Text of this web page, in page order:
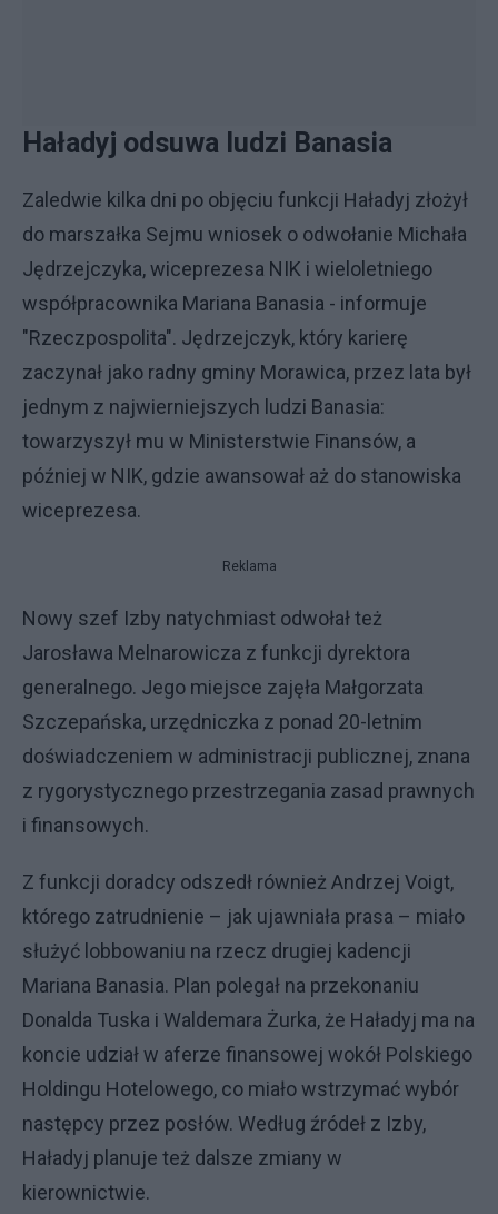
Haładyj odsuwa ludzi Banasia
Zaledwie kilka dni po objęciu funkcji Haładyj złożył
do marszałka Sejmu wniosek o odwołanie Michała
Jędrzejczyka, wiceprezesa NIK i wieloletniego
współpracownika Mariana Banasia - informuje
"Rzeczpospolita". Jędrzejczyk, który karierę
zaczynał jako radny gminy Morawica, przez lata był
jednym z najwierniejszych ludzi Banasia:
towarzyszył mu w Ministerstwie Finansów, a
później w NIK, gdzie awansował aż do stanowiska
wiceprezesa.
Reklama
Nowy szef Izby natychmiast odwołał też
Jarosława Melnarowicza z funkcji dyrektora
generalnego. Jego miejsce zajęła Małgorzata
Szczepańska, urzędniczka z ponad 20-letnim
doświadczeniem w administracji publicznej, znana
z rygorystycznego przestrzegania zasad prawnych
i finansowych.
Z funkcji doradcy odszedł również Andrzej Voigt,
którego zatrudnienie – jak ujawniała prasa – miało
służyć lobbowaniu na rzecz drugiej kadencji
Mariana Banasia. Plan polegał na przekonaniu
Donalda Tuska i Waldemara Żurka, że Haładyj ma na
koncie udział w aferze finansowej wokół Polskiego
Holdingu Hotelowego, co miało wstrzymać wybór
następcy przez posłów. Według źródeł z Izby,
Haładyj planuje też dalsze zmiany w
kierownictwie.